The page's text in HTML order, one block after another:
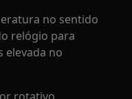
no sentido
relógio para
elevada no
rotativo